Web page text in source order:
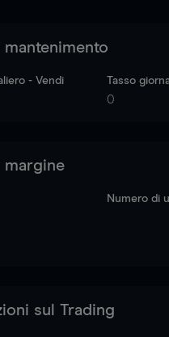
mantenimento
- Vendi Tasso
0
margine
Numero di
sul Trading